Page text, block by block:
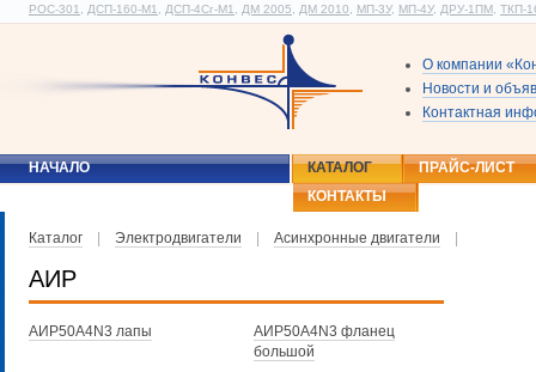
РОС-301 ДСП-160-М1 ДСП-4Сг-М1 ДМ 2005 ДМ 2010 МП-3У, МП-4У, ДРУ-1ПМ ТКП-
О компании
Новости и
Контактная
НАЧАЛО КАТАЛОГ
ПРАЙС-ЛИСТ
КОНТАКТЫ
Каталог Электродвигатели Асинхронные двигатели
АИР
АИР50A4N3 лапы
АИР50A4N3 фланец
большой